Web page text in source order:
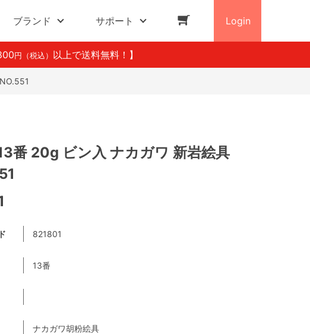
ブランド サポート Login
円（税込） 以上で送料無料！】
番 20g ビン入 ナカガワ 新岩絵具
821801
13番
ナカガワ胡粉絵具